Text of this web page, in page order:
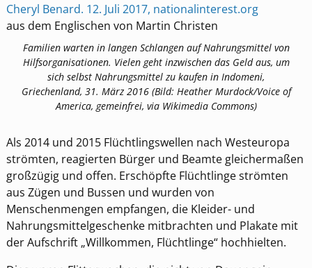
Cheryl Benard. 12. Juli 2017, nationalinterest.org
aus dem Englischen von Martin Christen
Familien warten in langen Schlangen auf Nahrungsmittel von
Hilfsorganisationen. Vielen geht inzwischen das Geld aus, um
sich selbst Nahrungsmittel zu kaufen in Indomeni,
Griechenland, 31. März 2016 (Bild: Heather Murdock/Voice of
America, gemeinfrei, via Wikimedia Commons)
Als 2014 und 2015 Flüchtlingswellen nach Westeuropa
strömten, reagierten Bürger und Beamte gleichermaßen
großzügig und offen. Erschöpfte Flüchtlinge strömten
aus Zügen und Bussen und wurden von
Menschenmengen empfangen, die Kleider- und
Nahrungsmittelgeschenke mitbrachten und Plakate mit
der Aufschrift „Willkommen, Flüchtlinge“ hochhielten.